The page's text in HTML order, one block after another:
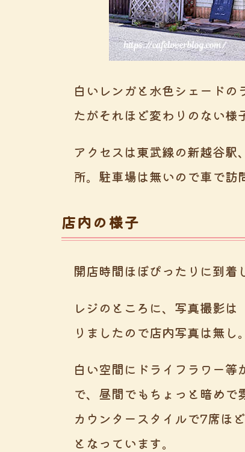
白いレンガと水色シェード
たがそれほど変わりのない様
アクセスは東武線の新越谷
所。駐車場は無いので車で訪
店内の様子
開店時間ほぼぴったりに到着
レジのところに、写真撮影
りましたので店内写真は無し
白い空間にドライフラワー
で、昼間でもちょっと暗めで
カウンタースタイルで7席ほ
となっています。